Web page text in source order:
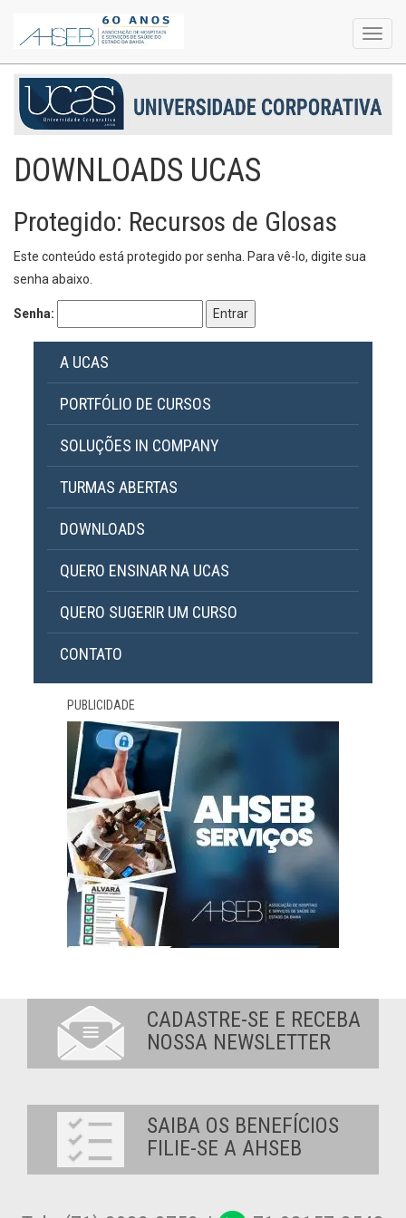
DOWNLOADS UCAS
Protegido: Recursos de Glosas
Este conteúdo está protegido por senha. Para vê-lo, digite sua
senha abaixo.
Senha:
A UCAS
PORTFÓLIO DE CURSOS
SOLUÇÕES IN COMPANY
TURMAS ABERTAS
DOWNLOADS
QUERO ENSINAR NA UCAS
QUERO SUGERIR UM CURSO
CONTATO
PUBLICIDADE
CADASTRE-SE E RECEBA
NOSSA NEWSLETTER
SAIBA OS BENEFÍCIOS
FILIE-SE A AHSEB